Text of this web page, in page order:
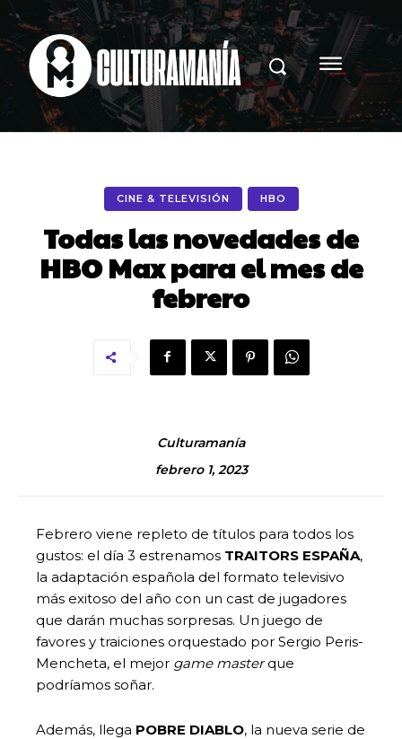
CINE & TELEVISIÓN HBO
Todas las novedades de
HBO Max para el mes de
febrero
Culturamanía
febrero 1, 2023
Febrero viene repleto de títulos para todos los
gustos: el día 3 estrenamos TRAITORS ESPAÑA,
la adaptación española del formato televisivo
más exitoso del año con un cast de jugadores
que darán muchas sorpresas. Un juego de
favores y traiciones orquestado por Sergio Peris-
Mencheta, el mejor game masterque
podríamos soñar.
Además, llega POBRE DIABLO, la nueva serie de